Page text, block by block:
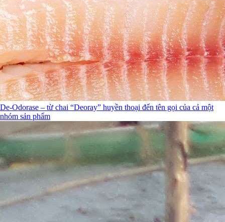
De-Odorase – từ chai “Deoray” huyền thoại đến tên gọi của cả một
nhóm sản phẩm